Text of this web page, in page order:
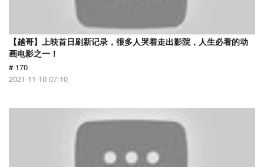
【越哥】上映首日刷新记录，很多人哭着走出影院，人生必看的动
画电影之一！
# 170
2021-11-10 07:10